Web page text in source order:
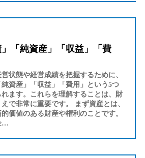
」「純資産」「収益」「費
状態や経営成績を把握するために、
純資産」「収益」「費用」という5つ
ます。これらを理解することは、財
で非常に重要です。 まず資産とは、
価値のある財産や権利のことです。
…